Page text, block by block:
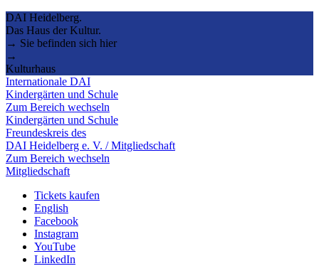
DAI Heidelberg.
Das Haus der Kultur.
→ Sie befinden sich hier
→
Kulturhaus
Internationale DAI
Kindergärten und Schule
Zum Bereich wechseln
Kindergärten und Schule
Freundeskreis des
DAI Heidelberg e. V. / Mitgliedschaft
Zum Bereich wechseln
Mitgliedschaft
Tickets kaufen
English
Facebook
Instagram
YouTube
LinkedIn